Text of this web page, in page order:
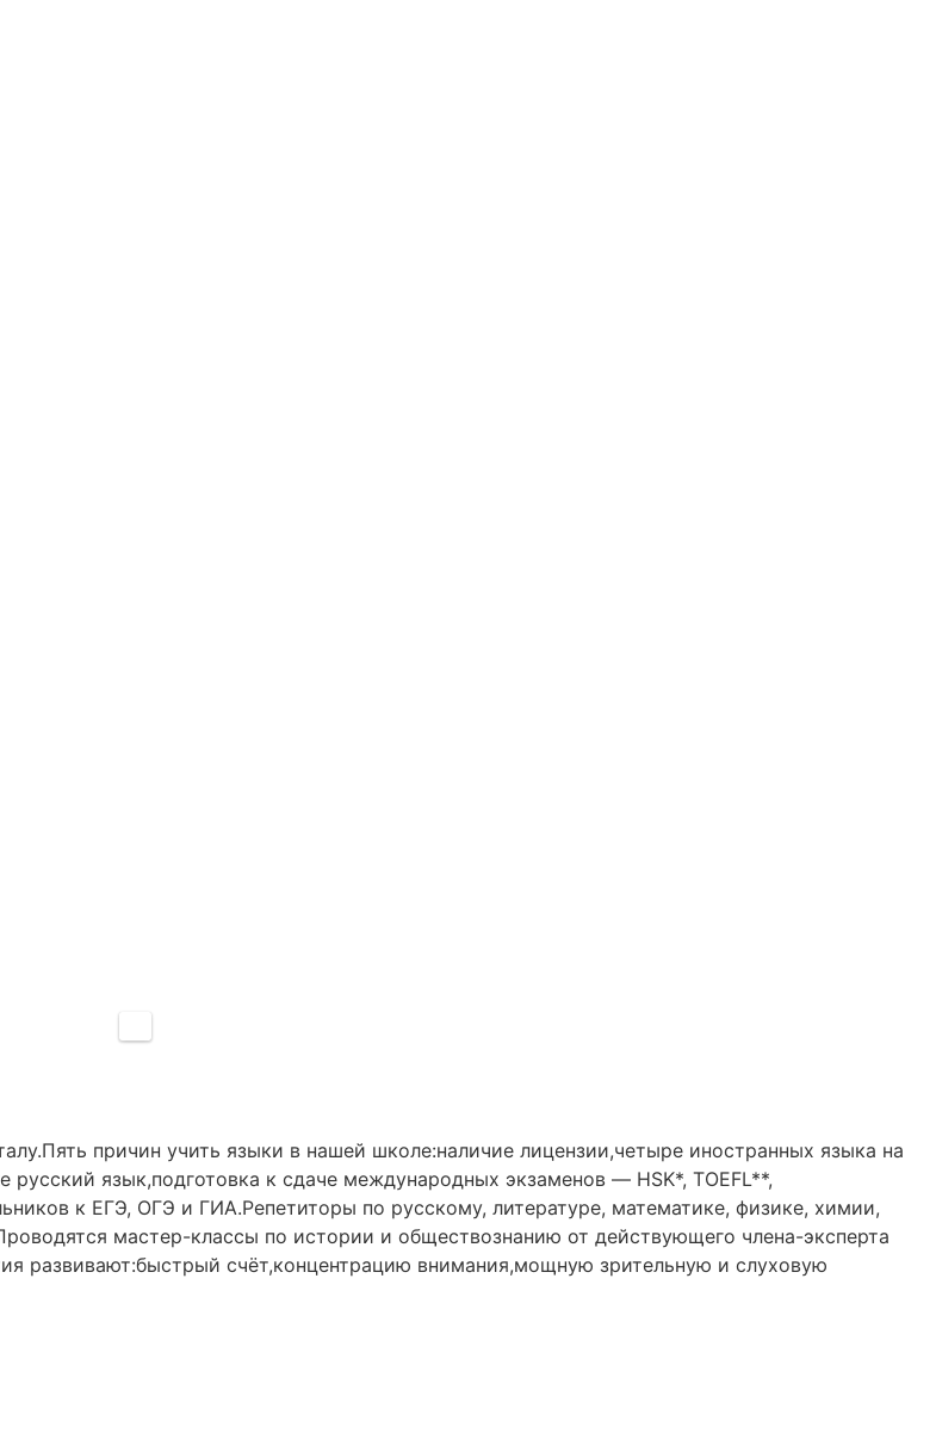
причин учить языки в нашей школе:наличие лицензии,четыре иностранных языка на
язык,подготовка к сдаче международных экзаменов — HSK*, TOEFL**,
к ЕГЭ, ОГЭ и ГИА.Репетиторы по русскому, литературе, математике, физике, химии,
мастер-классы по истории и обществознанию от действующего члена-эксперта
развивают:быстрый счёт,концентрацию внимания,мощную зрительную и слуховую